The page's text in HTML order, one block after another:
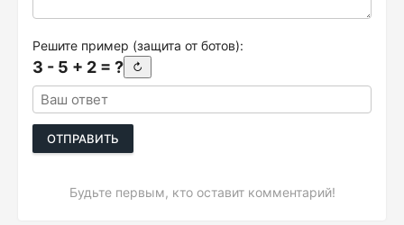
Решите пример (защита от ботов):
3 - 5 + 2 = ? ↻
ОТПРАВИТЬ
Будьте первым, кто оставит комментарий!